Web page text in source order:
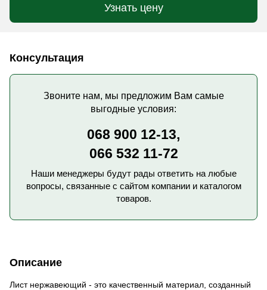
Узнать цену
Консультация
Звоните нам, мы предложим Вам самые
выгодные условия:
068 900 12-13,
066 532 11-72
Наши менеджеры будут рады ответить на любые
вопросы, связанные с сайтом компании и каталогом
товаров.
Описание
Лист нержавеющий - это качественный материал, созданный